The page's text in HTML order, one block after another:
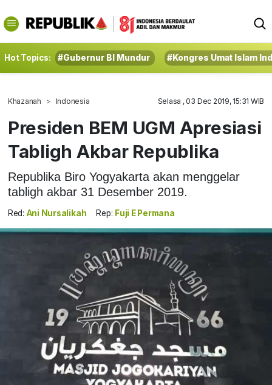
Hot Topics: #Gubernur BI Mundur #Kongres Umat Islam
Khazanah Indonesia Selasa , 03 Dec 2019, 15:31 WIB
Presiden BEM UGM Apresiasi
Tabligh Akbar Republika
Republika Biro Yogyakarta akan menggelar
tabligh akbar 31 Desember 2019.
Red: Ani Nursalikah Rep: Fuji E Permana